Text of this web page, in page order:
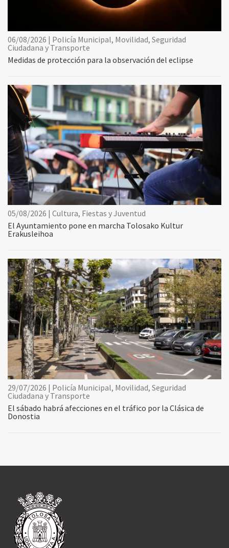
06/08/2026 | Policía Municipal, Movilidad, Seguridad
Ciudadana y Transporte
Medidas de protección para la observación del eclipse
05/08/2026 | Cultura, Fiestas y Juventud
El Ayuntamiento pone en marcha Tolosako Kultur
Erakusleihoa
29/07/2026 | Policía Municipal, Movilidad, Seguridad
Ciudadana y Transporte
El sábado habrá afecciones en el tráfico por la Clásica de
Donostia